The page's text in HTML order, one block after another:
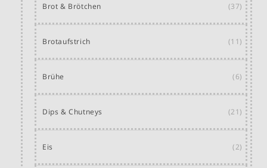
Brot & Brötchen (37)
Brotaufstrich (11)
Brühe (6)
Dips & Chutneys (21)
Eis (2)